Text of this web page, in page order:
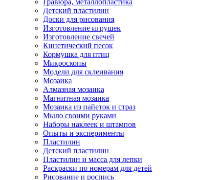
Гравюра, металлопластика
Детский пластилин
Доски для рисования
Изготовление игрушек
Изготовление свечей
Кинетический песок
Кормушка для птиц
Микроскопы
Модели для склеивания
Мозаика
Алмазная мозаика
Магнитная мозаика
Мозаика из пайеток и страз
Мыло своими руками
Наборы наклеек и штампов
Опыты и эксперименты
Пластилин
Детский пластилин
Пластилин и масса для лепки
Раскраски по номерам для детей
Рисование и роспись